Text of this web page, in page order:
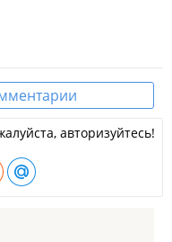
авторизуйтесь!